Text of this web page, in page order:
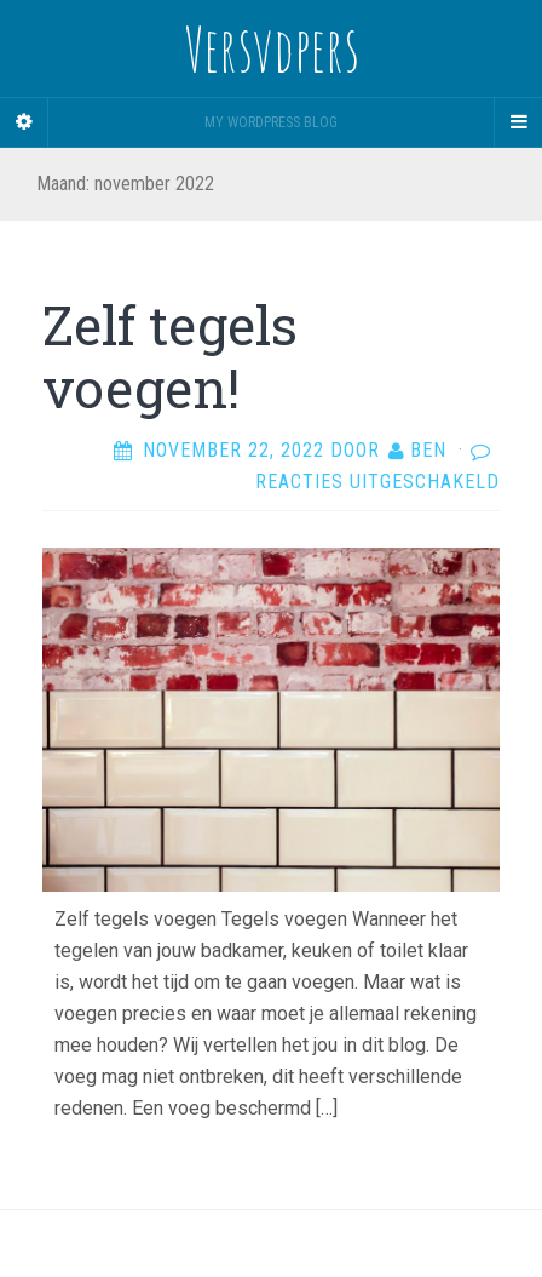
Versvdpers
MY WORDPRESS BLOG
Maand: november 2022
Zelf tegels
voegen!
NOVEMBER 22, 2022 DOOR BEN
·
REACTIES UITGESCHAKELD
Zelf tegels voegen Tegels voegen Wanneer het
tegelen van jouw badkamer, keuken of toilet klaar
is, wordt het tijd om te gaan voegen. Maar wat is
voegen precies en waar moet je allemaal rekening
mee houden? Wij vertellen het jou in dit blog. De
voeg mag niet ontbreken, dit heeft verschillende
redenen. Een voeg beschermd […]